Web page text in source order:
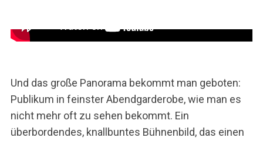
Und das große Panorama bekommt man geboten:
Publikum in feinster Abendgarderobe, wie man es
nicht mehr oft zu sehen bekommt. Ein
überbordendes, knallbuntes Bühnenbild, das einen